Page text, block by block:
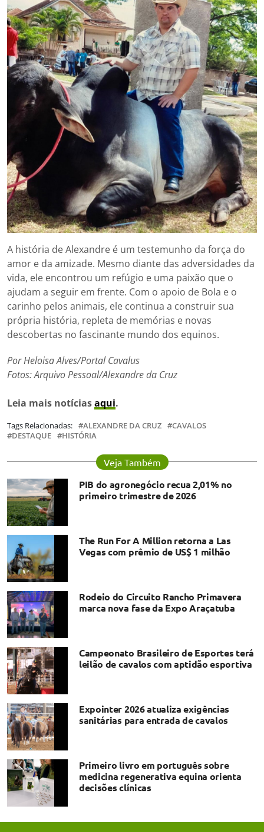
A história de Alexandre é um testemunho da força do
amor e da amizade. Mesmo diante das adversidades da
vida, ele encontrou um refúgio e uma paixão que o
ajudam a seguir em frente. Com o apoio de Bola e o
carinho pelos animais, ele continua a construir sua
própria história, repleta de memórias e novas
descobertas no fascinante mundo dos equinos.
Por Heloisa Alves/Portal Cavalus
Fotos: Arquivo Pessoal/Alexandre da Cruz
Leia mais notíciasaqui.
Tags Relacionadas: ALEXANDRE DA CRUZ
CAVALOS
DESTAQUE
HISTÓRIA
Veja Também
PIB do agronegócio recua 2,01% no
primeiro trimestre de 2026
The Run For A Million retorna a Las
Vegas com prêmio de US$ 1 milhão
Rodeio do Circuito Rancho Primavera
marca nova fase da Expo Araçatuba
Campeonato Brasileiro de Esportes terá
leilão de cavalos com aptidão esportiva
Expointer 2026 atualiza exigências
sanitárias para entrada de cavalos
Primeiro livro em português sobre
medicina regenerativa equina orienta
decisões clínicas